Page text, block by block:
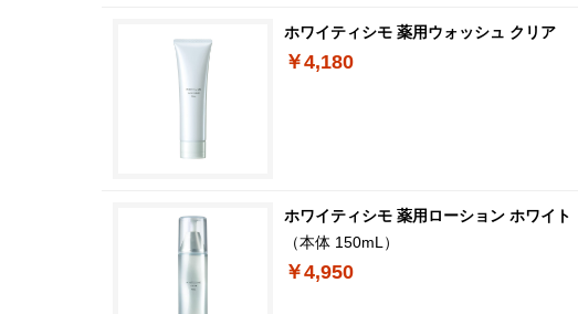
ホワイティシモ 薬用ウォッシュ クリア
￥4,180
ホワイティシモ 薬用ローション ホワイト
（本体 150mL）
￥4,950